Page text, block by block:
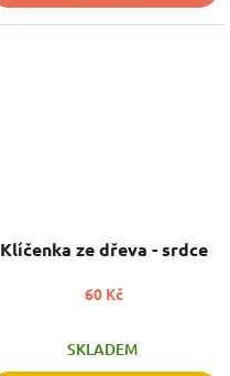
Klíčenka ze dřeva - srdce
60 Kč
SKLADEM